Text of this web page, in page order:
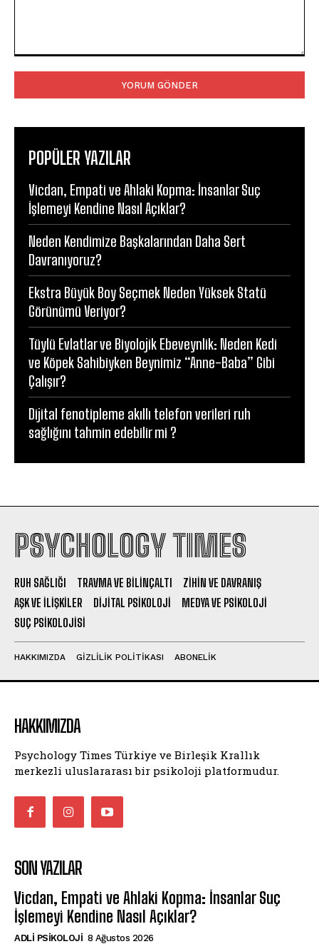
POPÜLER YAZILAR
Vicdan, Empati ve Ahlaki Kopma: İnsanlar Suç
İşlemeyi Kendine Nasıl Açıklar?
Neden Kendimize Başkalarından Daha Sert
Davranıyoruz?
Ekstra Büyük Boy Seçmek Neden Yüksek Statü
Görünümü Veriyor?
Tüylü Evlatlar ve Biyolojik Ebeveynlik: Neden Kedi
ve Köpek Sahibiyken Beynimiz “Anne-Baba” Gibi
Çalışır?
Dijital fenotipleme akıllı telefon verileri ruh
sağlığını tahmin edebilir mi ?
PSYCHOLOGY TIMES
RUH SAĞLIĞI TRAVMA VE BILINÇALTI
ZIHIN VE DAVRANIŞ
AŞK VE İLIŞKILER
DIJITAL PSIKOLOJI
MEDYA VE PSIKOLOJI
SUÇ PSIKOLOJISI
HAKKIMIZDA GIZLILIK POLITIKASI ABONELIK
HAKKIMIZDA
Psychology Times Türkiye ve Birleşik Krallık
merkezli uluslararası bir psikoloji platformudur.
SON YAZILAR
Vicdan, Empati ve Ahlaki Kopma: İnsanlar Suç
İşlemeyi Kendine Nasıl Açıklar?
ADLI PSIKOLOJI 8 Ağustos 2026